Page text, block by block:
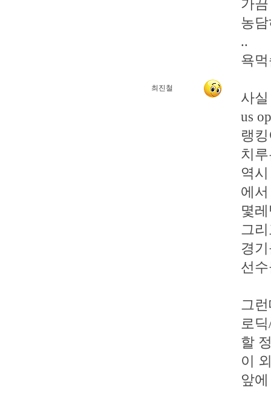
최진철
가
농
..
욕
사
us
랭
치
역
에서
몇
그
경
선
그
로
할
이
앞